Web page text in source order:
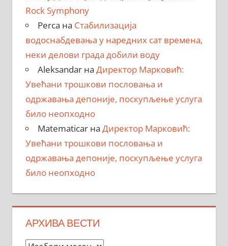
Rock Symphony
Perca на Стабилизација
водоснабдевања у наредних сат времена,
неки делови града добили воду
Aleksandarна Директор Марковић:
Увећани трошкови пословања и
одржавања депоније, поскупљење услуга
било неопходно
Matematicarна Директор Марковић:
Увећани трошкови пословања и
одржавања депоније, поскупљење услуга
било неопходно
АРХИВА ВЕСТИ